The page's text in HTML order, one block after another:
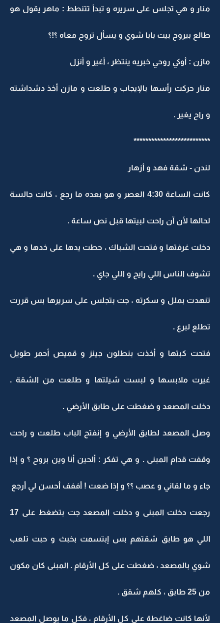
منار و هي تجلس على سريره و تبدأ تتنطط : ماهر يقول هو
طالع بيروح بيت بابا شوي و يسأل تروح معاه ؟!؟
مازن : أوكي روحي خبريه ينتظر ، أغير و أنزل
منار حركت رأسها بالإيجاب و طلعت و مازن أخذ دشداشته
و راح يغير .
**************************
لندن - شقة فهد و أزهار
كانت الساعة 4:30 العصر و هو بعده ما رجع ، كانت جالسة
لحالها لأن آن راحت لبيتها قبل نص ساعة .
دخلت غرفتها و فتحت الشباك ، حطت يدها على خدها و هي
تشوف الناس اللي رايح و اللي جاي .
تنهدت بملل و سكرته ، جت بتجلس على سريرها بس قررت
تطلع لبرع .
فتحت كبتها و أخذت بنطلون جينز و قميص أحمر طويل
غيرت ملابسها و لبست شيلتها و طلعت من الشقة .
دخلت المصعد و ضغطت على طابق الأرضي .
وصل المصعد لطابق الأرضي و إنفتح الباب طلعت و راحت
وقفت قدام المبنى . و هي تفكر : ألحين أنا وين بروح ؟ و إذا
جاء و ما لقاني و عصب ؟؟ و إذا ضعت ! أففف أحسن لي أرجع
رجعت دخلت المبنى و دخلت المصعد جت بتضغط على 17
اللي هو طابق شقتهم بس إبتسمت بخبث و حبت تلعب
شوي بالمصعد ، ضغطت على كل الأرقام . المبنى كان مكون
من 25 طابق ، كلهم شقق .
لأنها كانت ضاغطة على كل الأرقام ، فكل ما يوصل المصعد